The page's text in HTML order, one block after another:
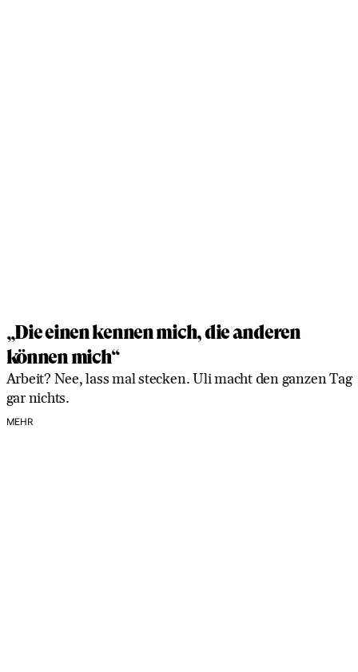
„Die einen kennen mich, die anderen
können mich“
Arbeit? Nee, lass mal stecken. Uli macht den ganzen Tag
gar nichts.
MEHR